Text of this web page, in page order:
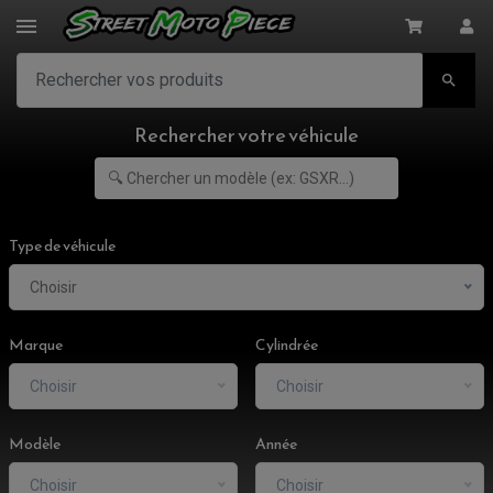

Rechercher votre véhicule
Type de véhicule
Choisir
Marque
Choisir
Cylindrée
Choisir
Modèle
Choisir
Année
Choisir